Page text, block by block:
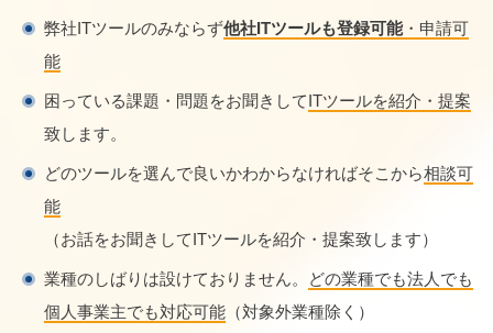
弊社ITツールのみならず他社ITツールも登録可能・申請可
能
困っている課題・問題をお聞きしてITツールを紹介・提案
致します。
どのツールを選んで良いかわからなければそこから相談可
能
（お話をお聞きしてITツールを紹介・提案致します）
業種のしばりは設けておりません。
どの業種でも法人でも
個人事業主でも対応可能 （対象外業種除く）